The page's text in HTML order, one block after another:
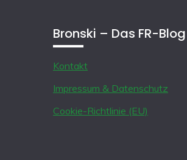
Bronski – Das FR-Blog
Kontakt
Impressum & Datenschutz
Cookie-Richtlinie (EU)